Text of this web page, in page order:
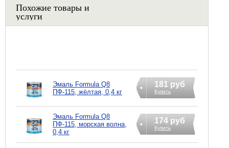
Похожие товары и
услуги
Эмаль Formula Q8
ПФ-115, жёлтая, 0,4 кг
181 руб
Купить
Эмаль Formula Q8
ПФ-115, морская волна,
0,4 кг
174 руб
Купить